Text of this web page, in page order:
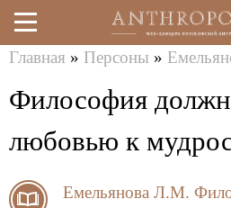
Перейти
к
здесь
Главная » Персоны »
Философия
любовью к
Емельянова Л.М.